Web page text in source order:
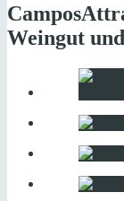
Campos
Weingut